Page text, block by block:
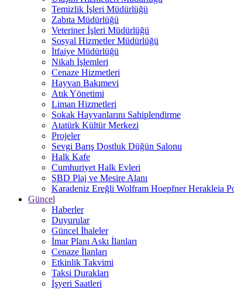
Temizlik İşleri Müdürlüğü
Zabıta Müdürlüğü
Veteriner İşleri Müdürlüğü
Sosyal Hizmetler Müdürlüğü
İtfaiye Müdürlüğü
Nikah İşlemleri
Cenaze Hizmetleri
Hayvan Bakımevi
Atık Yönetimi
Liman Hizmetleri
Sokak Hayvanlarını Sahiplendirme
Atatürk Kültür Merkezi
Projeler
Sevgi Barış Dostluk Düğün Salonu
Halk Kafe
Cumhuriyet Halk Evleri
SBD Plaj ve Mesire Alanı
Karadeniz Ereğli Wolfram Hoepfner Herakleia
Güncel
Haberler
Duyurular
Güncel İhaleler
İmar Planı Askı İlanları
Cenaze İlanları
Etkinlik Takvimi
Taksi Durakları
İşyeri Saatleri